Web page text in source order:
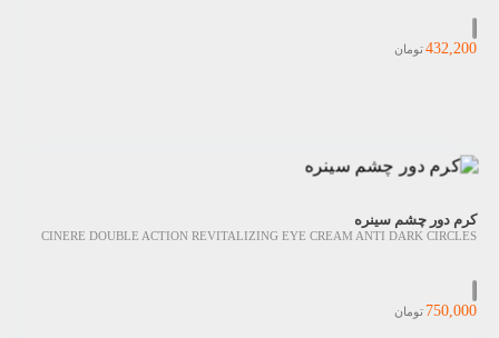
432,200تومان
کرم دور چشم سینره
CINERE DOUBLE ACTION REVITALIZING EYE CREAM ANTI DARK CIRCLES
750,000 تومان